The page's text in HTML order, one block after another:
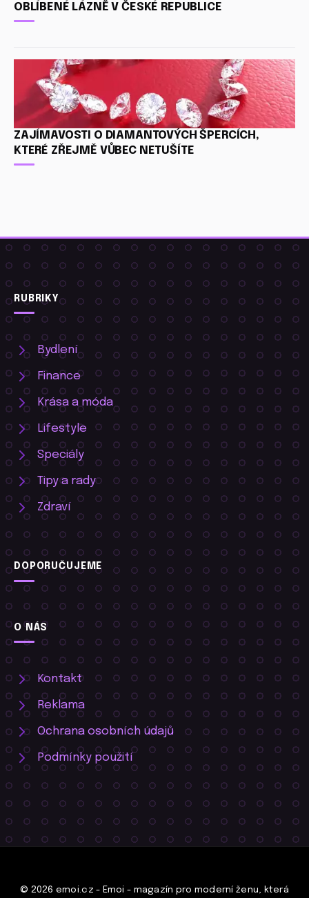
OBLÍBENÉ LÁZNĚ V ČESKÉ REPUBLICE
ZAJÍMAVOSTI O DIAMANTOVÝCH ŠPERCÍCH,
KTERÉ ZŘEJMĚ VŮBEC NETUŠÍTE
RUBRIKY
Bydlení
Finance
Krása a móda
Lifestyle
Speciály
Tipy a rady
Zdraví
DOPORUČUJEME
O NÁS
Kontakt
Reklama
Ochrana osobních údajů
Podmínky použití
© 2026 emoi.cz - Emoi - magazín pro moderní ženu, která